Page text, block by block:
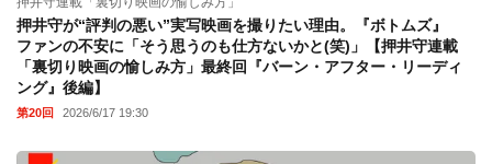
押井守が“評判の悪い”実写映画を撮りたい理由。『ボトムズ』
ファンの不安に「そう思うのも仕方ないかと(笑)」【押井守連載
「裏切り映画の愉しみ方」最終回『バーン・アフター・リーディ
ング』後編】
第20回 2026/6/17 19:30